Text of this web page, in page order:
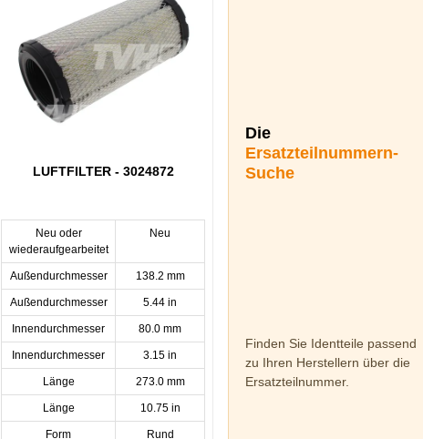
LUFTFILTER - 3024872
Neu oder
wiederaufgearbeitet
Neu
Außendurchmesser 138.2 mm
Außendurchmesser 5.44 in
Innendurchmesser 80.0 mm
Innendurchmesser 3.15 in
Länge 273.0 mm
Länge 10.75 in
Form Rund
Die
Ersatzteilnummern-
Suche
Finden Sie Identteile passend
zu Ihren Herstellern über die
Ersatzteilnummer.